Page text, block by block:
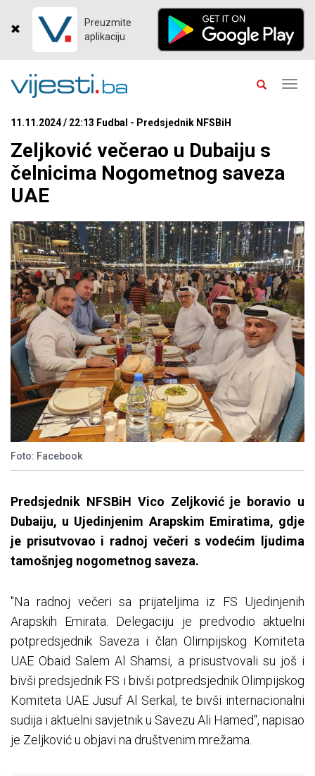
Preuzmite
aplikaciju
11.11.2024 / 22:13 Fudbal - Predsjednik NFSBiH
Zeljković večerao u Dubaiju s
čelnicima Nogometnog saveza
UAE
Foto: Facebook
Predsjednik NFSBiH Vico Zeljković je boravio u
Dubaiju, u Ujedinjenim Arapskim Emiratima, gdje
je prisutvovao i radnoj večeri s vodećim ljudima
tamošnjeg nogometnog saveza.
"Na radnoj večeri sa prijateljima iz FS Ujedinjenih
Arapskih Emirata. Delegaciju je predvodio aktuelni
potpredsjednik Saveza i član Olimpijskog Komiteta
UAE Obaid Salem Al Shamsi, a prisustvovali su još i
bivši predsjednik FS i bivši potpredsjednik Olimpijskog
Komiteta UAE Jusuf Al Serkal, te bivši internacionalni
sudija i aktuelni savjetnik u Savezu Ali Hamed", napisao
je Zeljković u objavi na društvenim mrežama.